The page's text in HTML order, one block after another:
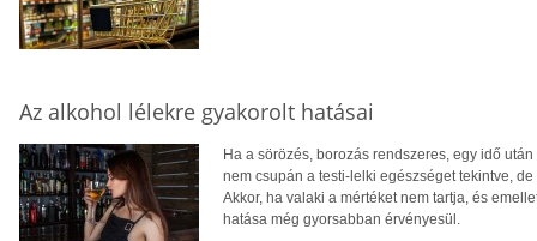
Az alkohol lélekre gyakorolt hatásai
Ha a sörözés, borozás rendszeres, egy idő
nem csupán a testi-lelki egészséget tekintve,
Akkor, ha valaki a mértéket nem tartja, és
hatása még gyorsabban érvényesül.